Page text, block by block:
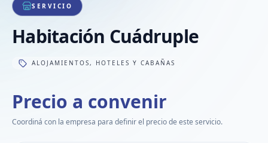
SERVICIO
Habitación Cuádruple
ALOJAMIENTOS, HOTELES Y CABAÑAS
Precio a convenir
Coordiná con la empresa para definir el precio de este servicio.